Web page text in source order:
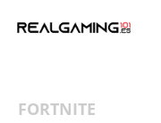
FORTNITE